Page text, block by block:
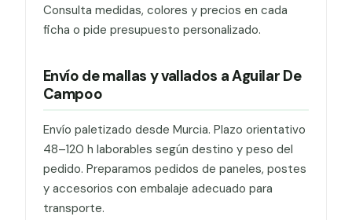
Consulta medidas, colores y precios en cada
ficha o pide presupuesto personalizado.
Envío de mallas y vallados a Aguilar De
Campoo
Envío paletizado desde Murcia. Plazo orientativo
48–120 h laborables según destino y peso del
pedido. Preparamos pedidos de paneles, postes
y accesorios con embalaje adecuado para
transporte.